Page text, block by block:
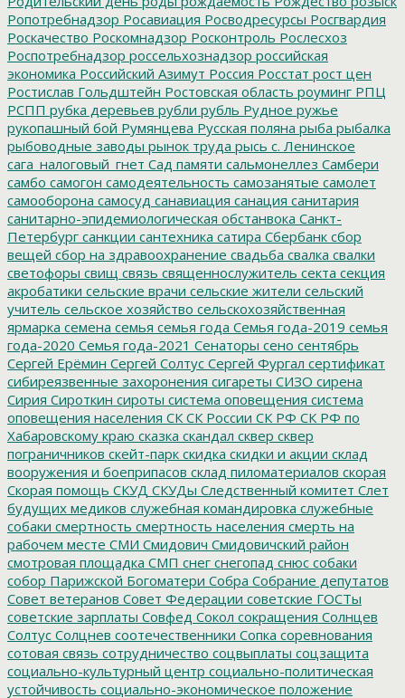
Ропотребнадзор Росавиация Росводресурсы Росгвардия
Роскачество Роскомнадзор Росконтроль Рослесхоз
Роспотребнадзор россельхознадзор российская
экономика Российский Азимут Россия Росстат рост цен
Ростислав Гольдштейн Ростовская область роуминг РПЦ
РСПП рубка деревьев рубли рубль Рудное ружье
рукопашный бой Румянцева Русская поляна рыба рыбалка
рыбоводные заводы рынок труда рысь с. Ленинское
сага_налоговый_гнет Сад памяти сальмонеллез Самбери
самбо самогон самодеятельность самозанятые самолет
самооборона самосуд санавиация санация санитария
санитарно-эпидемиологическая обстанвока Санкт-
Петербург санкции сантехника сатира Сбербанк сбор
вещей сбор на здравоохранение свадьба свалка свалки
светофоры свищ связь священнослужитель секта секция
акробатики сельские врачи сельские жители сельский
учитель сельское хозяйство сельскохозяйственная
ярмарка семена семья семья года Семья года-2019 семья
года-2020 Семья года-2021 Сенаторы сено сентябрь
Сергей Ерёмин Сергей Солтус Сергей Фургал сертификат
сибиреязвенные захоронения сигареты СИЗО сирена
Сирия Сироткин сироты система оповещения система
оповещения населения СК СК России СК РФ СК РФ по
Хабаровскому краю сказка скандал сквер сквер
пограничников скейт-парк скидка скидки и акции склад
вооружения и боеприпасов склад пиломатериалов скорая
Скорая помощь СКУД СКУДы Следственный комитет Слет
будущих медиков служебная командировка служебные
собаки смертность смертность населения смерть на
рабочем месте СМИ Смидович Смидовичский район
смотровая площадка СМП снег снегопад снюс собаки
собор Парижской Богоматери Собра Собрание депутатов
Совет ветеранов Совет Федерации советские ГОСТы
советские зарплаты Совфед Сокол сокращения Солнцев
Солтус Солцнев соотечественники Сопка соревнования
сотовая связь сотрудничество соцвыплаты соцзащита
социально-культурный центр социально-политическая
устойчивость социально-экономическое положение